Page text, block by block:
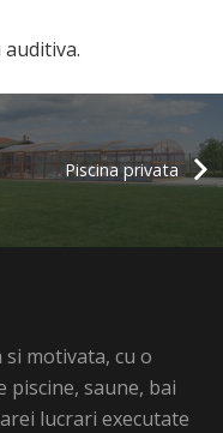
Piscina privata
motivata, cu o
piscine, saune, bai
lucrari executate